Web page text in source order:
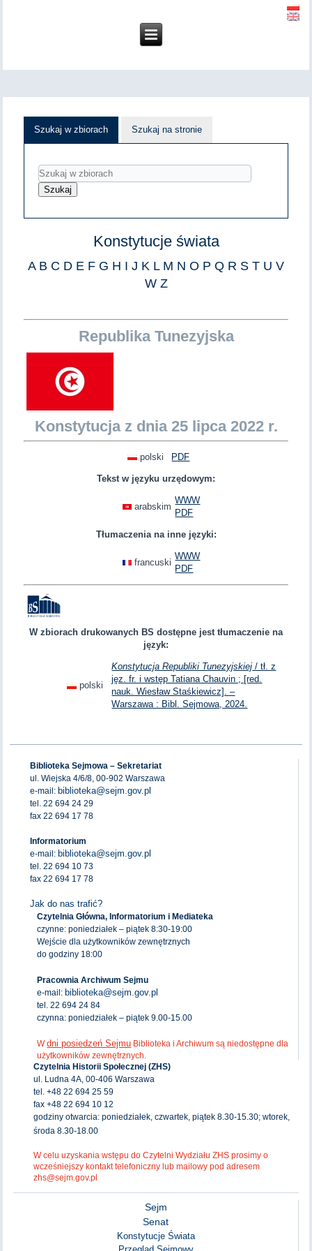
Szukaj w zbiorach Szukaj na stronie
Konstytucje świata
A B C D E F G H I J K L M N O P Q R S T U V
W Z
Republika Tunezyjska
Konstytucja z dnia 25 lipca 2022 r.
polski PDF
Tekst w języku urzędowym:
arabskim
WWW
PDF
Tłumaczenia na inne języki:
francuski
WWW
PDF
W zbiorach drukowanych BS dostępne jest tłumaczenie na
język:
polski
Konstytucja Republiki Tunezyjskiej / tł. z
jęz. fr. i wstęp Tatiana Chauvin ; [red.
nauk. Wiesław Staśkiewicz]. –
Warszawa : Bibl. Sejmowa, 2024.
Biblioteka Sejmowa – Sekretariat
ul. Wiejska 4/6/8, 00-902 Warszawa
e-mail: biblioteka@sejm.gov.pl
tel. 22 694 24 29
fax 22 694 17 78
Informatorium
e-mail: biblioteka@sejm.gov.pl
tel. 22 694 10 73
fax 22 694 17 78
Jak do nas trafić?
Czytelnia Główna, Informatorium i Mediateka
czynne: poniedziałek – piątek 8:30-19:00
Wejście dla użytkowników zewnętrznych
do godziny 18:00
Pracownia Archiwum Sejmu
e-mail: biblioteka@sejm.gov.pl
tel. 22 694 24 84
czynna: poniedziałek – piątek 9.00-15.00
Wdni posiedzeń Sejmu Biblioteka i Archiwum są niedostępne dla
użytkowników zewnętrznych.
Czytelnia Historii Społecznej (ZHS)
ul. Ludna 4A, 00-406 Warszawa
tel. +48 22 694 25 59
fax +48 22 694 10 12
godziny otwarcia: poniedziałek, czwartek, piątek 8.30-15.30; wtorek,
środa 8.30-18.00
W celu uzyskania wstępu do Czytelni Wydziału ZHS prosimy o
wcześniejszy kontakt telefoniczny lub mailowy pod adresem
zhs@sejm.gov.pl
Sejm
Senat
Konstytucje Świata